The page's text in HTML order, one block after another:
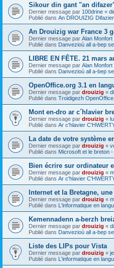
Sikour din gant "an
Dernier message par 100drine «
Publié dans An DROUIZIG Difazier
An Drouizig war France 3
Dernier message par Alan Monfort
Publié dans Danvezioù all a-bep
LIBRE EN FÊTE. 21 mars
Dernier message par Alan Monfort
Publié dans Danvezioù all a-bep
OpenOffice.org 3.1 en
Dernier message par drouizig «
Publié dans Troidigezh
Mont en-dro ar c´hlavier
Dernier message par drouizig «
Publié dans Ar c'hlavier
La date de votre système
Dernier message par drouizig «
Publié dans Microsoft et le breton
Bien écrire sur ordinateur
Dernier message par drouizig «
Publié dans Ar c'hlavier
Internet et la Bretagne,
Dernier message par drouizig «
Publié dans L'informatique en
Kemennadenn a-berzh
Dernier message par drouizig «
Publié dans Danvezioù all a-bep
Liste des LIPs pour Vista
Dernier message par drouizig «
Publié dans L'informatique en